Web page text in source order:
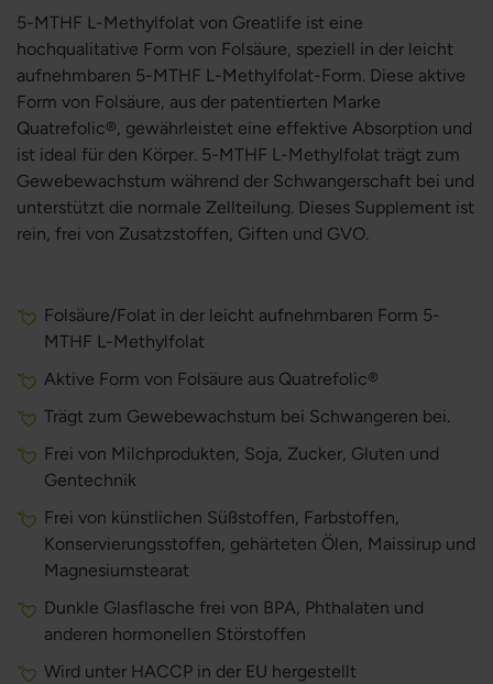
5-MTHF L-Methylfolat von Greatlife ist eine
hochqualitative Form von Folsäure, speziell in der leicht
aufnehmbaren 5-MTHF L-Methylfolat-Form. Diese aktive
Form von Folsäure, aus der patentierten Marke
Quatrefolic®, gewährleistet eine effektive Absorption und
ist ideal für den Körper. 5-MTHF L-Methylfolat trägt zum
Gewebewachstum während der Schwangerschaft bei und
unterstützt die normale Zellteilung. Dieses Supplement ist
rein, frei von Zusatzstoffen, Giften und GVO.
Folsäure/Folat in der leicht aufnehmbaren Form 5-
MTHF L-Methylfolat
Aktive Form von Folsäure aus Quatrefolic®
Trägt zum Gewebewachstum bei Schwangeren bei.
Frei von Milchprodukten, Soja, Zucker, Gluten und
Gentechnik
Frei von künstlichen Süßstoffen, Farbstoffen,
Konservierungsstoffen, gehärteten Ölen, Maissirup und
Magnesiumstearat
Dunkle Glasflasche frei von BPA, Phthalaten und
anderen hormonellen Störstoffen
Wird unter HACCP in der EU hergestellt